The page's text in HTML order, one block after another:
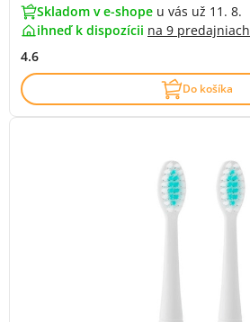
Skladom v e-shope u vás už 11. 8.
ihneď k dispozícii na 9 predajniach
4.6
Do košíka